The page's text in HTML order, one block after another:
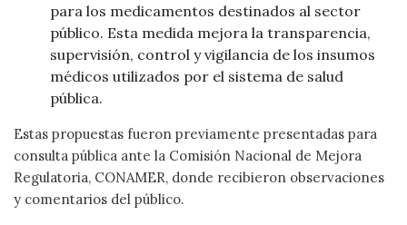
para los medicamentos destinados al sector
público. Esta medida mejora la transparencia,
supervisión, control y vigilancia de los insumos
médicos utilizados por el sistema de salud
pública.
Estas propuestas fueron previamente presentadas para
consulta pública ante la Comisión Nacional de Mejora
Regulatoria, CONAMER, donde recibieron observaciones
y comentarios del público.